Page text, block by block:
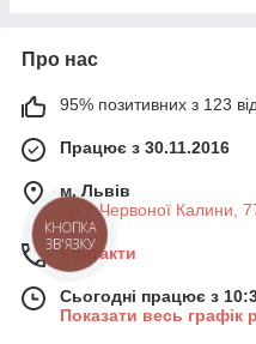
Про нас
95% позитивних з 123
Працює з 30.11.2016
м. Львів
пр-т. Червоної Калини,
Контакти
Сьогодні працює з
Показати весь графік
КНОПКА
ЗВ'ЯЗКУ